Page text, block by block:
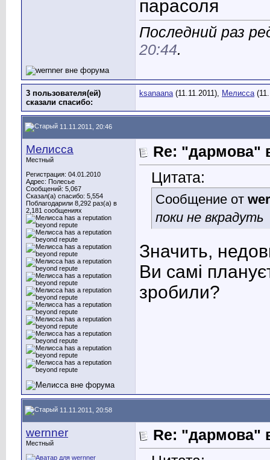
парасоля
Последний раз
20:44.
3 пользователя(ей)
сказали cпасибо:
ksanaana(11.11.2011), Мелисса
11.11.2011, 20:46
Мелисса
Местный
Регистрация: 04.01.2010
Адрес: Полесье
Сообщений: 5,067
Сказал(а) спасибо: 5,554
Поблагодарили 8,292 раз(а) в
2,181 сообщениях
Re: "дармова"
Цитата:
Сообщение от
поки не вкрадуть
Значить,
Ви самі
зробили?
11.11.2011, 20:58
wernner
Местный
Re: "дармова"